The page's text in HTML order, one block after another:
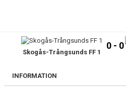
MATCHER
KONTAKT
Skogås-Trångsunds FF 1
0 - 0
INFORMATION